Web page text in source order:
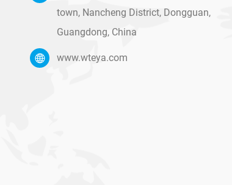
town, Nancheng District, Dongguan,
Guangdong, China
www.wteya.com